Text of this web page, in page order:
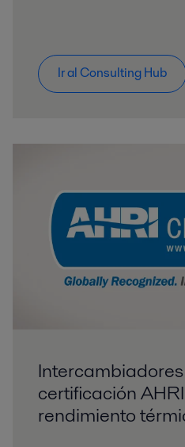
Ir al Consulting Hub
certificación
rendimiento